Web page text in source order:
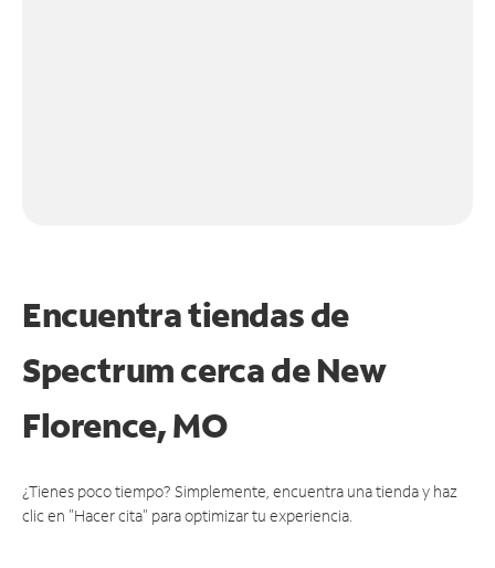
Encuentra tiendas de
Spectrum cerca deNew
Florence, MO
¿Tienes poco tiempo? Simplemente, encuentra una tienda y haz
clic en "Hacer cita" para optimizar tu experiencia.